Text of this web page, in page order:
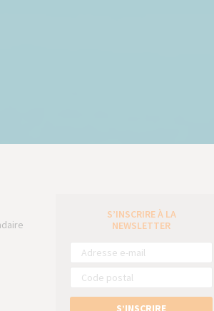
S’INSCRIRE À LA
NEWSLETTER
S’INSCRIRE